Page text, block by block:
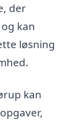
der
kan
løsning
kan